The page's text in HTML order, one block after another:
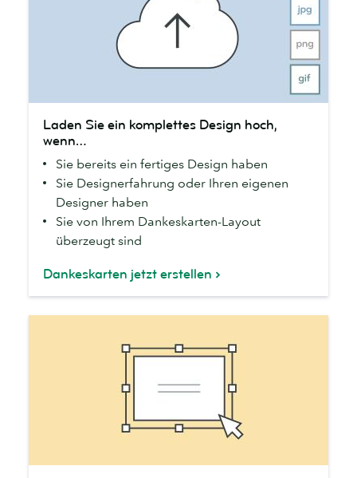
Sie
ein
komplettes
Design
hoch,
wenn…
Laden Sie ein komplettes Design hoch,
wenn…
Sie bereits ein fertiges Design haben
Sie Designerfahrung oder Ihren eigenen
Designer haben
Sie von Ihrem Dankeskarten-Layout
überzeugt sind
Dankeskarten jetzt erstellen